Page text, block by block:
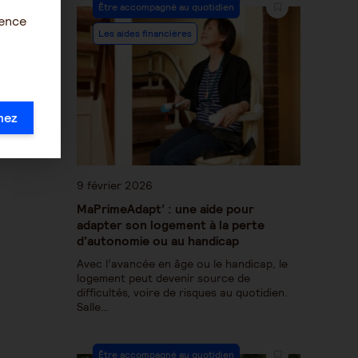
Être accompagné au quotidien
Les aides financières
9 février 2026
MaPrimeAdapt’ : une aide pour
adapter son logement à la perte
d’autonomie ou au handicap
Avec l’avancée en âge ou le handicap, le
logement peut devenir source de
difficultés, voire de risques au quotidien.
Salle…
Être accompagné au quotidien